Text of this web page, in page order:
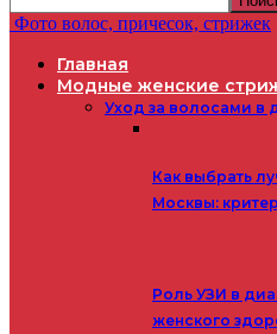
Фото волос, причесок, стрижек
Главная
Модные женские
Уход за волосами в
Как выбрать
Москвы:
Роль УЗИ в
женского